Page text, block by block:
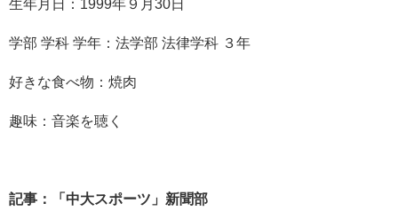
生年月日：1999年９月30日
学部 学科 学年：法学部 法律学科 ３年
好きな食べ物：焼肉
趣味：音楽を聴く
記事：「中大スポーツ」新聞部